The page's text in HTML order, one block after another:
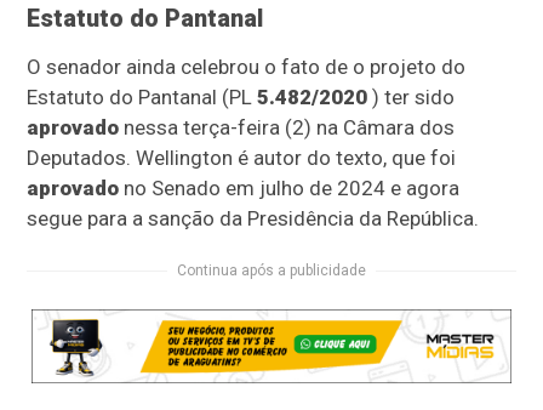
Estatuto do Pantanal
O senador ainda celebrou o fato de o projeto do
Estatuto do Pantanal (PL5.482/2020 ) ter sido
aprovado nessa terça-feira (2) na Câmara dos
Deputados. Wellington é autor do texto, que foi
aprovado no Senado em julho de 2024 e agora
segue para a sanção da Presidência da República.
Continua após a publicidade